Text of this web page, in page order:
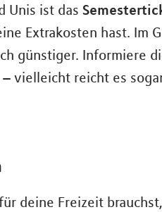
Unis ist das
Extrakosten hast. Im
günstiger. Informiere
– vielleicht reicht es
deine Freizeit